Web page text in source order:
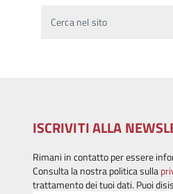
Cerca nel sito
ISCRIVITI ALLA
Rimani in contatto per essere
Consulta la nostra politica sulla
trattamento dei tuoi dati. Puoi